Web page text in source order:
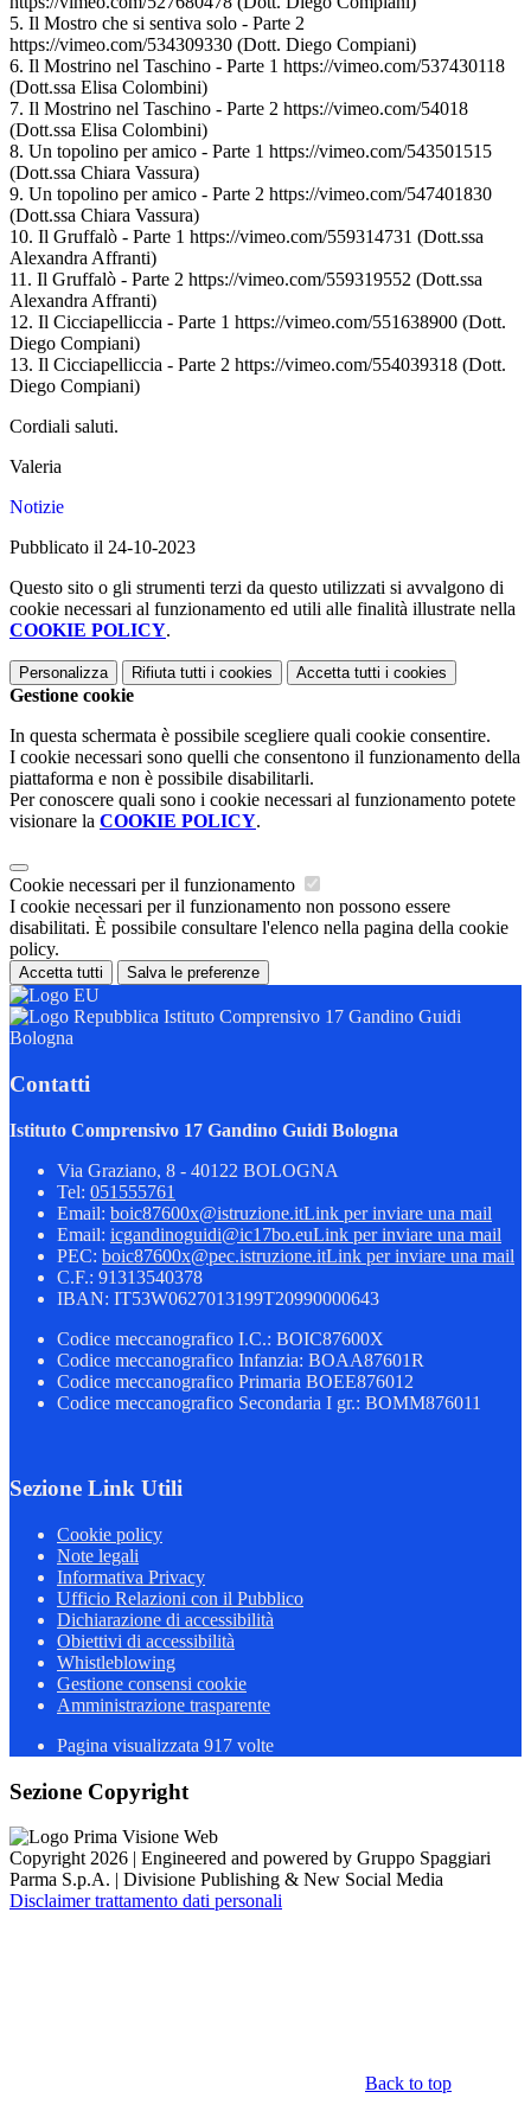
5. Il Mostro che si sentiva solo - Parte 2
https://vimeo.com/534309330 (Dott. Diego Compiani)
6. Il Mostrino nel Taschino - Parte 1 https://vimeo.com/537430118
(Dott.ssa Elisa Colombini)
7. Il Mostrino nel Taschino - Parte 2 https://vimeo.com/54018
(Dott.ssa Elisa Colombini)
8. Un topolino per amico - Parte 1 https://vimeo.com/543501515
(Dott.ssa Chiara Vassura)
9. Un topolino per amico - Parte 2 https://vimeo.com/547401830
(Dott.ssa Chiara Vassura)
10. Il Gruffalò - Parte 1 https://vimeo.com/559314731 (Dott.ssa
Alexandra Affranti)
11. Il Gruffalò - Parte 2 https://vimeo.com/559319552 (Dott.ssa
Alexandra Affranti)
12. Il Cicciapelliccia - Parte 1 https://vimeo.com/551638900 (Dott.
Diego Compiani)
13. Il Cicciapelliccia - Parte 2 https://vimeo.com/554039318 (Dott.
Diego Compiani)
Cordiali saluti.
Valeria
Notizie
Pubblicato il 24-10-2023
Questo sito o gli strumenti terzi da questo utilizzati si avvalgono di
cookie necessari al funzionamento ed utili alle finalità illustrate nella
COOKIE POLICY.
Personalizza Rifiuta tutti i cookies Accetta tutti i cookies
Gestione cookie
In questa schermata è possibile scegliere quali cookie consentire.
I cookie necessari sono quelli che consentono il funzionamento della
piattaforma e non è possibile disabilitarli.
Per conoscere quali sono i cookie necessari al funzionamento potete
visionare la COOKIE POLICY.
Cookie necessari per il funzionamento
I cookie necessari per il funzionamento non possono essere
disabilitati. È possibile consultare l'elenco nella pagina della cookie
policy.
Accetta tutti Salva le preferenze
Istituto Comprensivo 17 Gandino Guidi
Bologna
Contatti
Istituto Comprensivo 17 Gandino Guidi Bologna
Via Graziano, 8 - 40122 BOLOGNA
Tel: 051555761
Email: boic87600x@istruzione.itLink per inviare una mail
Email: icgandinoguidi@ic17bo.euLink per inviare una mail
PEC: boic87600x@pec.istruzione.itLink per inviare una mail
C.F.: 91313540378
IBAN: IT53W0627013199T20990000643
Codice meccanografico I.C.: BOIC87600X
Codice meccanografico Infanzia: BOAA87601R
Codice meccanografico Primaria BOEE876012
Codice meccanografico Secondaria I gr.: BOMM876011
Sezione Link Utili
Cookie policy
Note legali
Informativa Privacy
Ufficio Relazioni con il Pubblico
Dichiarazione di accessibilità
Obiettivi di accessibilità
Whistleblowing
Gestione consensi cookie
Amministrazione trasparente
Pagina visualizzata 917 volte
Sezione Copyright
Copyright 2026 | Engineered and powered by Gruppo Spaggiari
Parma S.p.A. | Divisione Publishing & New Social Media
Disclaimer trattamento dati personali
Back to top